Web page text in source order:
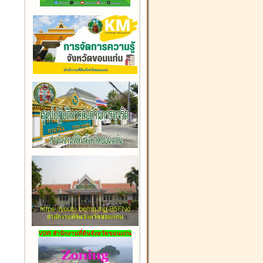
VDR สำนักงานที่ดินจังหวัดขอนแก่น